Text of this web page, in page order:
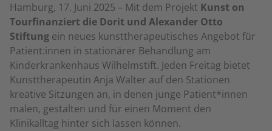
Hamburg, 17. Juni 2025 – Mit dem Projekt Kunst on
Tourfinanziert die Dorit und Alexander Otto
Stiftung ein neues kunsttherapeutisches Angebot für
Patient:innen in stationärer Behandlung am
Kinderkrankenhaus Wilhelmstift. Jeden Freitag bietet
Kunsttherapeutin Anja Walter auf den Stationen
kreative Sitzungen an, in denen junge Patient*innen
malen, gestalten und für einen Moment den
Klinikalltag hinter sich lassen können.